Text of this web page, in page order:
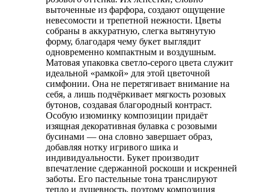
выточенные из фарфора, создают ощущение
невесомости и трепетной нежности. Цветы
собраны в аккуратную, слегка вытянутую
форму, благодаря чему букет выглядит
одновременно компактным и воздушным.
Матовая упаковка светло-серого цвета служит
идеальной «рамкой» для этой цветочной
симфонии. Она не перетягивает внимание на
себя, а лишь подчёркивает мягкость розовых
бутонов, создавая благородный контраст.
Особую изюминку композиции придаёт
изящная декоративная булавка с розовыми
бусинами — она словно завершает образ,
добавляя нотку игривого шика и
индивидуальности. Букет производит
впечатление сдержанной роскоши и искренней
заботы. Его пастельные тона транслируют
тепло и душевность, поэтому композиция